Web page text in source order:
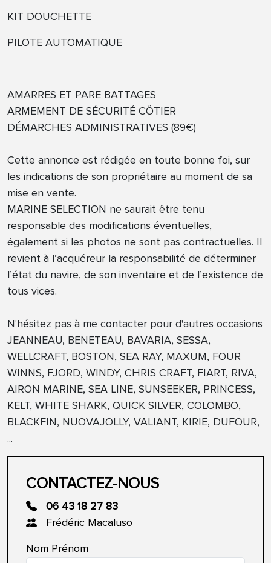
KIT DOUCHETTE
PILOTE AUTOMATIQUE
AMARRES ET PARE BATTAGES
ARMEMENT DE SÉCURITÉ CÔTIER
DÉMARCHES ADMINISTRATIVES (89€)
Cette annonce est rédigée en toute bonne foi, sur
les indications de son propriétaire au moment de sa
mise en vente.
MARINE SELECTION ne saurait être tenu
responsable des modifications éventuelles,
également si les photos ne sont pas contractuelles. Il
revient à l’acquéreur la responsabilité de déterminer
l’état du navire, de son inventaire et de l’existence de
tous vices.
N'hésitez pas à me contacter pour d'autres occasions
JEANNEAU, BENETEAU, BAVARIA, SESSA,
WELLCRAFT, BOSTON, SEA RAY, MAXUM, FOUR
WINNS, FJORD, WINDY, CHRIS CRAFT, FIART, RIVA,
AIRON MARINE, SEA LINE, SUNSEEKER, PRINCESS,
KELT, WHITE SHARK, QUICK SILVER, COLOMBO,
BLACKFIN, NUOVAJOLLY, VALIANT, KIRIE, DUFOUR,
...
CONTACTEZ-NOUS
06 43 18 27 83
Frédéric Macaluso
Nom Prénom